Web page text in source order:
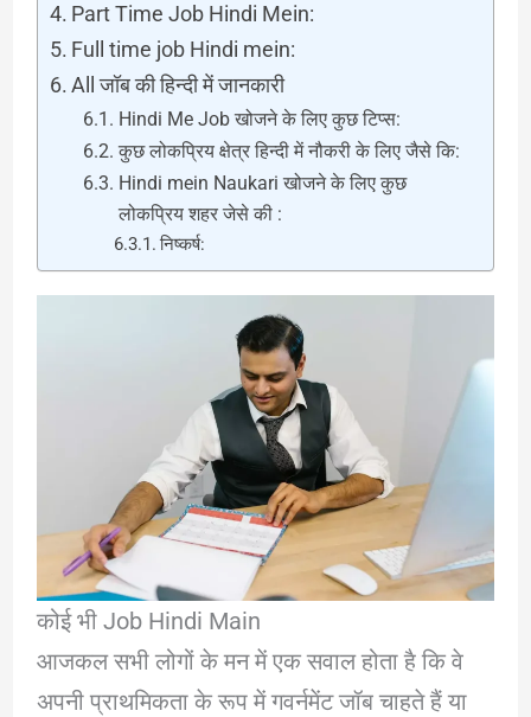
Part Time Job Hindi Mein:
Full time job Hindi mein:
All जॉब की हिन्दी में जानकारी
Hindi Me Job खोजने के लिए कुछ टिप्स:
कुछ लोकप्रिय क्षेत्र हिन्दी में नौकरी के लिए जैसे कि:
Hindi mein Naukari खोजने के लिए कुछ
लोकप्रिय शहर जेसे की :
निष्कर्ष:
कोई भी Job Hindi Main
आजकल सभी लोगों के मन में एक सवाल होता है कि वे
अपनी प्राथमिकता के रूप में गवर्नमेंट जॉब चाहते हैं या